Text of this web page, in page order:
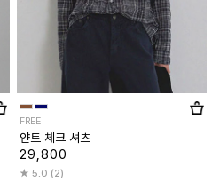
FREE
얀트 체크 셔츠
29,800
5.0 (2)